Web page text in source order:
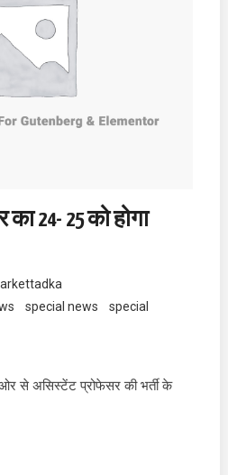
24- 25 को होगा
special news
special
ओर से असिस्टेंट प्रोफेसर की भर्ती के